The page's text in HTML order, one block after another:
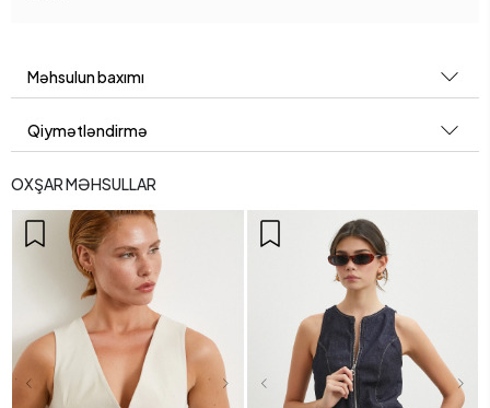
Məhsulun baxımı
Qiymətləndirmə
OXŞAR MƏHSULLAR